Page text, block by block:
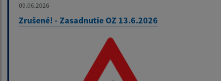
09.06.2026
Zrušené! - Zasadnutie OZ 13.6.2026